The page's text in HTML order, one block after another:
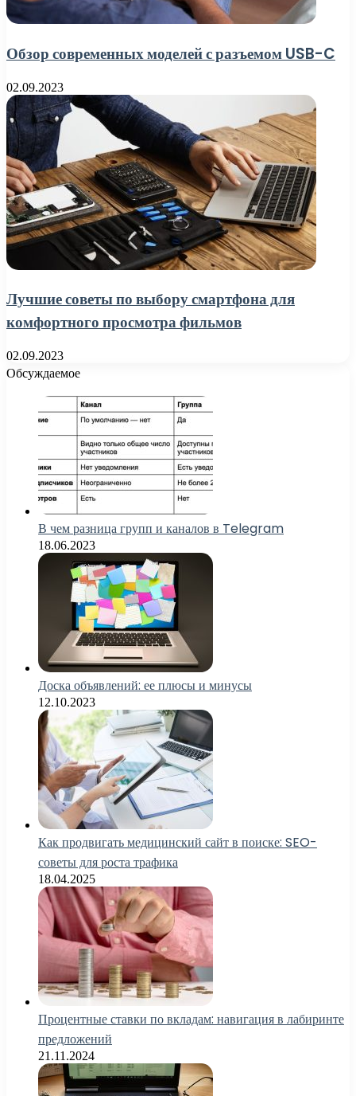
Обзор современных моделей с разъемом USB-C
02.09.2023
Лучшие советы по выбору смартфона для
комфортного просмотра фильмов
02.09.2023
Обсуждаемое
В чем разница групп и каналов в Telegram
18.06.2023
Доска объявлений: ее плюсы и минусы
12.10.2023
Как продвигать медицинский сайт в поиске: SEO-
советы для роста трафика
18.04.2025
Процентные ставки по вкладам: навигация в лабиринте
предложений
21.11.2024